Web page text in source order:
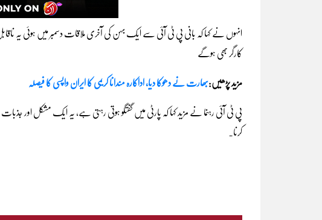
انہوں نے کہا کہ بانی پی ٹی آئی سے ایک بہن کی آخری ملاقات دسمبر میں ہوئی یہ
کارگر بھی ہوگے
مزید پڑھیں:بھارت نے دھوکا دیا، اداکارہ مندانا کریمی کا ایران واپسی کا فیصلہ
پی ٹی آئی رہنما نے مزید کہا کہ پارٹی میں گفتگو ہوتی رہتی ہے، یہ ایک مشکل
کرنا۔